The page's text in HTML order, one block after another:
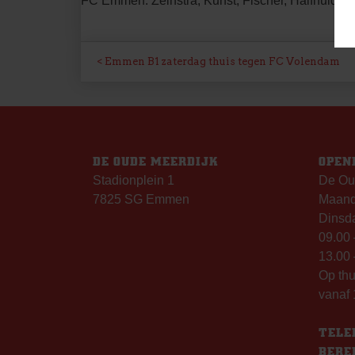
BERICHT
NAVIGATIE
Emmen B1 zaterdag thuis tegen FC Volendam
DE OUDE MEERDIJK
Stadionplein 1
7825 SG Emmen
De
09.00
13.00
Op
vanaf